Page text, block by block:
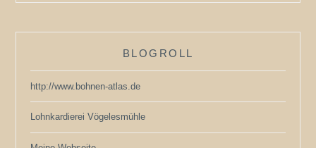
BLOGROLL
http://www.bohnen-atlas.de
Lohnkardierei Vögelesmühle